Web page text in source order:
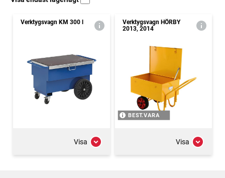
Verktygsvagn KM 300 l
Visa
Verktygsvagn HÖRBY
2013, 2014
BEST.VARA
Visa